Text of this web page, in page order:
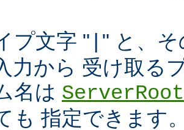
プ文字 " " と、
力から 受け取る
名は ServerRoot
も 指定できます